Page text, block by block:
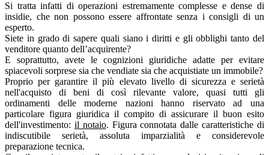
Si tratta infatti di operazioni estremamente complesse e dense di
insidie, che non possono essere affrontate senza i consigli di un
esperto.
Siete in grado di sapere quali siano i diritti e gli obblighi tanto del
venditore quanto dell’acquirente?
E soprattutto, avete le cognizioni giuridiche adatte per evitare
spiacevoli sorprese sia che vendiate sia che acquistiate un immobile?
Proprio per garantire il più elevato livello di sicurezza e serietà
nell'acquisto di beni di così rilevante valore, quasi tutti gli
ordinamenti delle moderne nazioni hanno riservato ad una
particolare figura giuridica il compito di assicurare il buon esito
dell'investimento: il notaio. Figura connotata dalle caratteristiche di
indiscutibile serietà, assoluta imparzialità e considerevole
preparazione tecnica.